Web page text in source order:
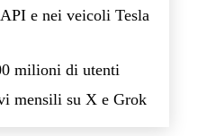
e nei veicoli Tesla
milioni di utenti
mensili su X e Grok